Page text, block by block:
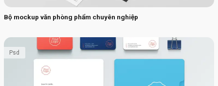
Bộ mockup văn phòng phẩm chuyên nghiệp
Psd